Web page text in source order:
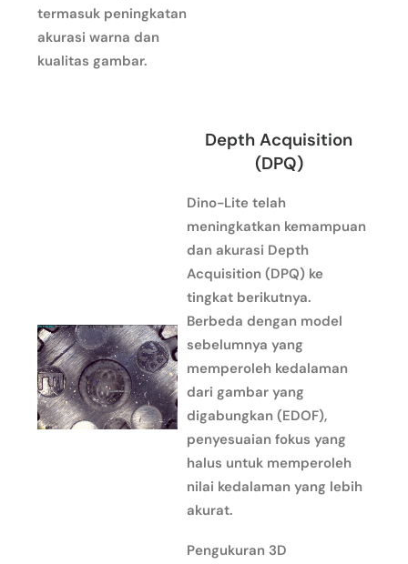
termasuk peningkatan
akurasi warna dan
kualitas gambar.
Depth Acquisition
(DPQ)
Dino-Lite telah
meningkatkan kemampuan
dan akurasi Depth
Acquisition (DPQ) ke
tingkat berikutnya.
Berbeda dengan model
sebelumnya yang
memperoleh kedalaman
dari gambar yang
digabungkan (EDOF),
penyesuaian fokus yang
halus untuk memperoleh
nilai kedalaman yang lebih
akurat.
Pengukuran 3D